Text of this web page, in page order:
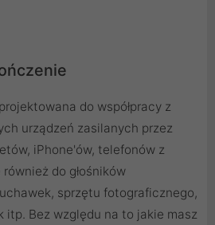
do współpracy z
urządzeń zasilanych przez
iPhone'ów, telefonów z
do głośników
sprzętu fotograficznego,
itp. Bez względu na to jakie masz